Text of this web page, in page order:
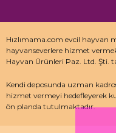
Hızlımama.com evcil hayvan
hayvanseverlere hizmet
Hayvan Ürünleri Paz. Ltd. Şti.
Kendi deposunda uzman
hizmet vermeyi hedefleyerek
ön planda tutulmaktadır.